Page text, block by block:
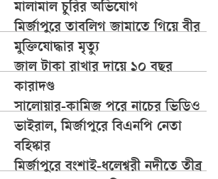
মালামাল চুরির অভিযোগ
মির্জাপুরে তাবলিগ জামাতে গিয়ে বীর
মুক্তিযোদ্ধার মৃত্যু
জাল টাকা রাখার দায়ে ১০ বছর
কারাদণ্ড
সালোয়ার-কামিজ পরে নাচের ভিডিও
ভাইরাল, মির্জাপুরে বিএনপি নেতা
বহিষ্কার
মির্জাপুরে বংশাই-ধলেশ্বরী নদীতে তীব্র